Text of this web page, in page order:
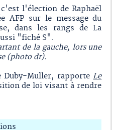
l'élection de Raphaël
AFP sur le message du
dans les rangs de La
"fiché S".
de la gauche, lors une
(photo dr).
Duby-Muller, rapporteLe
de loi visant à rendre